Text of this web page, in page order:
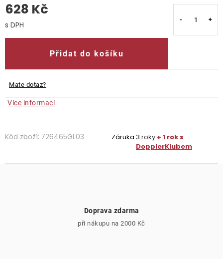
628 Kč
Přidat do košíku
Mate dotaz?
Více informací
Kód zboží: 726465GL03 Záruka 3 roky + 1 rok s
DopplerKlubem
Doprava zdarma
při nákupu na 2000 Kč